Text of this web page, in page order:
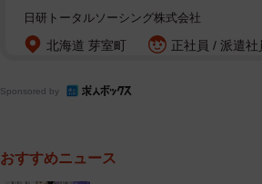
日研トータルソーシング株式会社
北海道 芽室町 正社員 / 派遣
Sponsored by
おすすめニュース